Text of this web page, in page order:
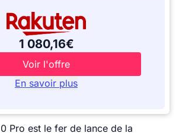
1 080,16€
Voir l'offre
En savoir plus
Pro est le fer de lance de la